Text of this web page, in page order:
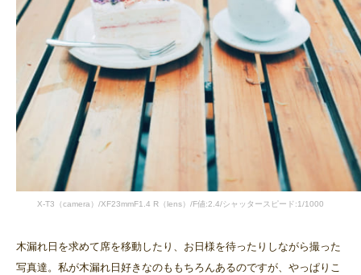
X-T3（camera）/XF23mmF1.4 R（lens）/F値:2.4/シャッタースピード:1/1000
木漏れ日を求めて席を移動したり、お日様を待ったりしながら撮った
写真達。私が木漏れ日好きなのももちろんあるのですが、やっぱりこ